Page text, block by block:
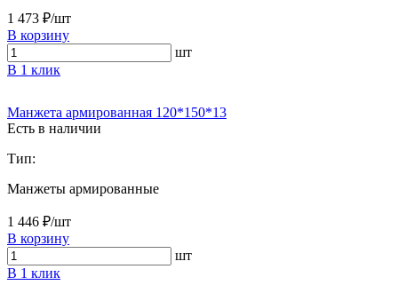
1 473 ₽/шт
В корзину
шт
В 1 клик
Манжета армированная 120*150*13
Есть в наличии
Тип:
Манжеты армированные
1 446 ₽/шт
В корзину
шт
В 1 клик